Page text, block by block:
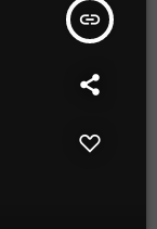
insert_link